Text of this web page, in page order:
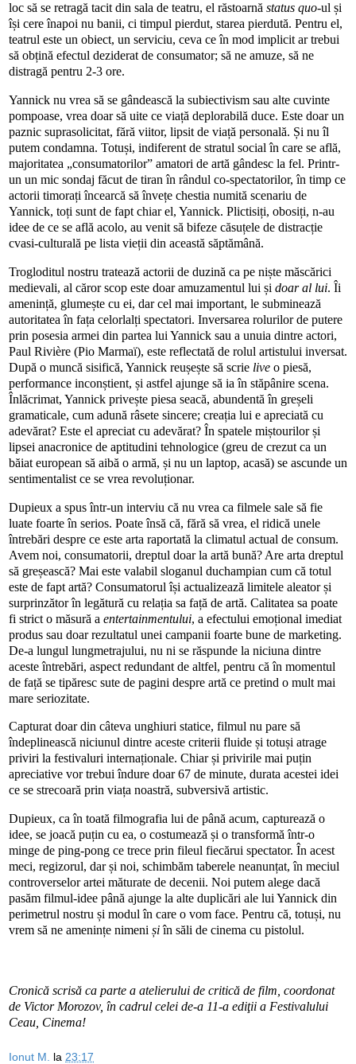
loc să se retragă tacit din sala de teatru, el răstoarnă status quo-ul și
își cere înapoi nu banii, ci timpul pierdut, starea pierdută. Pentru el,
teatrul este un obiect, un serviciu, ceva ce în mod implicit ar trebui
să obțină efectul deziderat de consumator; să ne amuze, să ne
distragă pentru 2-3 ore.
Yannick nu vrea să se gândească la subiectivism sau alte cuvinte
pompoase, vrea doar să uite ce viață deplorabilă duce. Este doar un
paznic suprasolicitat, fără viitor, lipsit de viață personală. Și nu îl
putem condamna. Totuși, indiferent de stratul social în care se află,
majoritatea „consumatorilor” amatori de artă gândesc la fel. Printr-
un un mic sondaj făcut de tiran în rândul co-spectatorilor, în timp ce
actorii timorați încearcă să învețe chestia numită scenariu de
Yannick, toți sunt de fapt chiar el, Yannick. Plictisiți, obosiți, n-au
idee de ce se află acolo, au venit să bifeze căsuțele de distracție
cvasi-culturală pe lista vieții din această săptămână.
Trogloditul nostru tratează actorii de duzină ca pe niște măscărici
medievali, al căror scop este doar amuzamentul lui și doar al lui. Îi
amenință, glumește cu ei, dar cel mai important, le subminează
autoritatea în fața celorlalți spectatori. Inversarea rolurilor de putere
prin posesia armei din partea lui Yannick sau a unuia dintre actori,
Paul Rivière (Pio Marmaï), este reflectată de rolul artistului inversat.
După o muncă sisifică, Yannick reușește să scrie live o piesă,
performance inconștient, și astfel ajunge să ia în stăpânire scena.
Înlăcrimat, Yannick privește piesa seacă, abundentă în greșeli
gramaticale, cum adună râsete sincere; creația lui e apreciată cu
adevărat? Este el apreciat cu adevărat? În spatele miștourilor și
lipsei anacronice de aptitudini tehnologice (greu de crezut ca un
băiat european să aibă o armă, și nu un laptop, acasă) se ascunde un
sentimentalist ce se vrea revoluționar.
Dupieux a spus într-un interviu că nu vrea ca filmele sale să fie
luate foarte în serios. Poate însă că, fără să vrea, el ridică unele
întrebări despre ce este arta raportată la climatul actual de consum.
Avem noi, consumatorii, dreptul doar la artă bună? Are arta dreptul
să greșească? Mai este valabil sloganul duchampian cum că totul
este de fapt artă? Consumatorul își actualizează limitele aleator și
surprinzător în legătură cu relația sa față de artă. Calitatea sa poate
fi strict o măsură a entertainmentului, a efectului emoțional imediat
produs sau doar rezultatul unei campanii foarte bune de marketing.
De-a lungul lungmetrajului, nu ni se răspunde la niciuna dintre
aceste întrebări, aspect redundant de altfel, pentru că în momentul
de față se tipăresc sute de pagini despre artă ce pretind o mult mai
mare seriozitate.
Capturat doar din câteva unghiuri statice, filmul nu pare să
îndeplinească niciunul dintre aceste criterii fluide și totuși atrage
priviri la festivaluri internaționale. Chiar și privirile mai puțin
apreciative vor trebui îndure doar 67 de minute, durata acestei idei
ce se strecoară prin viața noastră, subversivă artistic.
Dupieux, ca în toată filmografia lui de până acum, capturează o
idee, se joacă puțin cu ea, o costumează și o transformă într-o
minge de ping-pong ce trece prin fileul fiecărui spectator. În acest
meci, regizorul, dar și noi, schimbăm taberele neanunțat, în meciul
controverselor artei măturate de decenii. Noi putem alege dacă
pasăm filmul-idee până ajunge la alte duplicări ale lui Yannick din
perimetrul nostru și modul în care o vom face. Pentru că, totuși, nu
vrem să ne amenințe nimeni șiîn săli de cinema cu pistolul.
Cronică scrisă ca parte a atelierului de critică de film, coordonat
de Victor Morozov, în cadrul celei de-a 11-a ediţii a Festivalului
Ceau, Cinema!
Ionut M. la 23:17